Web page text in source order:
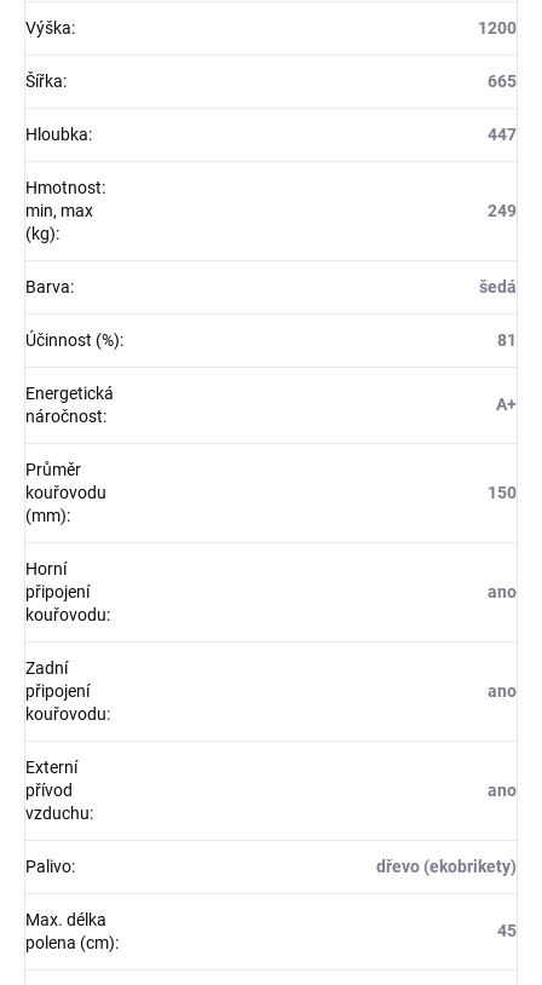
Výška: 1200
Šířka: 665
Hloubka: 447
Hmotnost:
min, max
(kg):
249
Barva: šedá
Účinnost (%): 81
Energetická
náročnost:
A+
Průměr
kouřovodu
(mm):
150
Horní
připojení
kouřovodu:
ano
Zadní
připojení
kouřovodu:
ano
Externí
přívod
vzduchu:
ano
Palivo: dřevo (ekobrikety)
Max. délka
polena (cm):
45